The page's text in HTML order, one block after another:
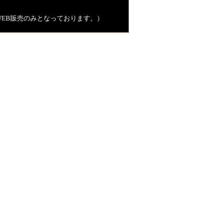
販売のみとなっております。）